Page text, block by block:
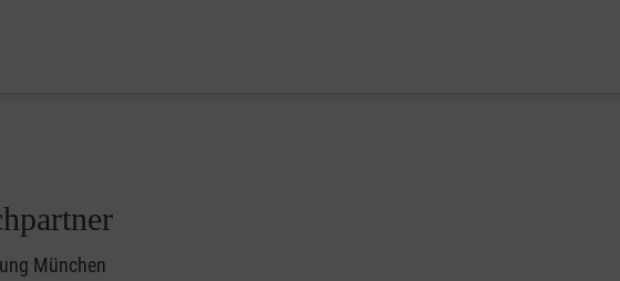
München